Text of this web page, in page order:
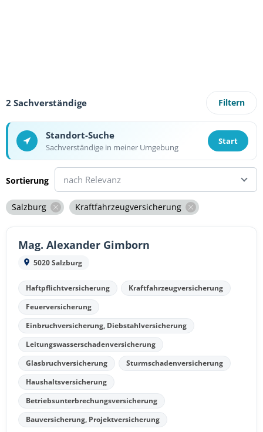
2 Sachverständige Filtern
Standort-Suche
Sachverständige in meiner Umgebung
Start
Sortierung nach Relevanz
Salzburg Kraftfahrzeugversicherung
Mag. Alexander Gimborn
5020 Salzburg
Haftpflichtversicherung
Kraftfahrzeugversicherung
Feuerversicherung
Einbruchversicherung, Diebstahlversicherung
Leitungswasserschadenversicherung
Glasbruchversicherung
Sturmschadenversicherung
Haushaltsversicherung
Betriebsunterbrechungsversicherung
Bauversicherung, Projektversicherung